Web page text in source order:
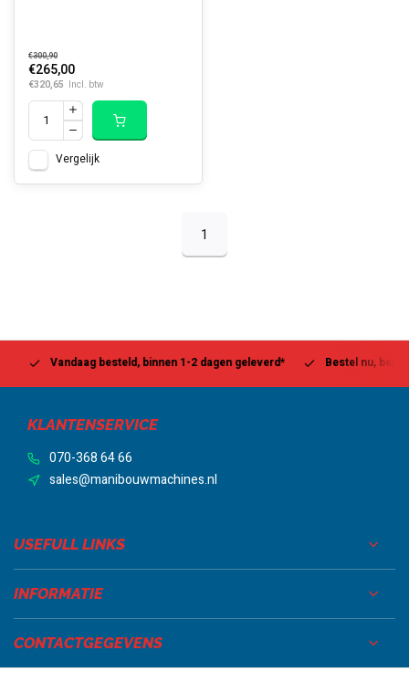
€300,90
€265,00
€320,65 Incl. btw
Vergelijk
1
Vandaag besteld, binnen 1-2 dagen geleverd* Bestel nu, betaal
KLANTENSERVICE
070-368 64 66
sales@manibouwmachines.nl
USEFULL LINKS
INFORMATIE
CONTACTGEGEVENS